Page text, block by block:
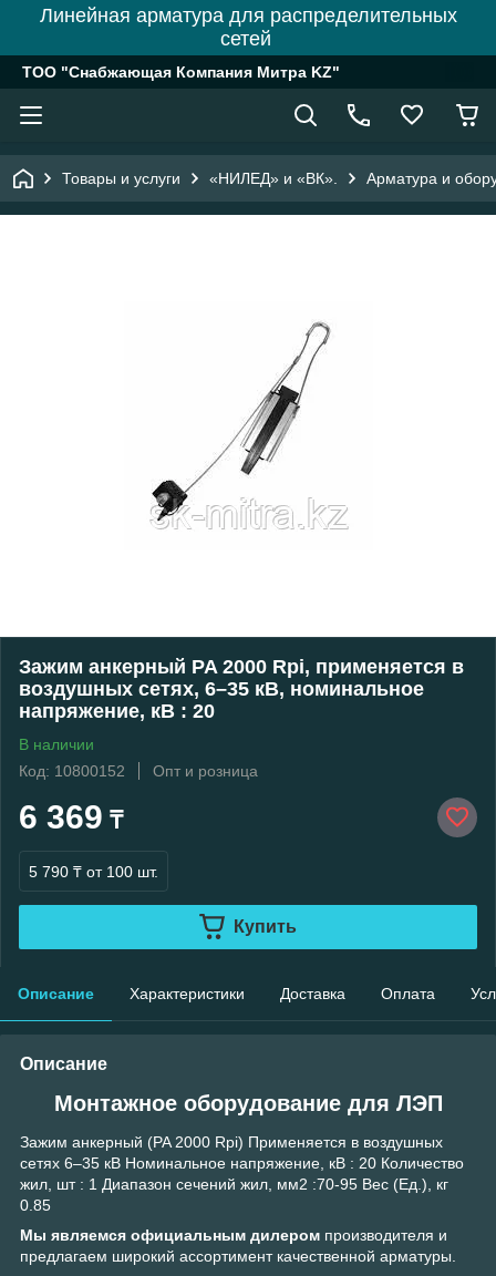
Линейная арматура для распределительных
сетей
ТОО "Снабжающая Компания Митра KZ"
Товары и услуги «НИЛЕД» и «ВК». Арматура и
Зажим анкерный PA 2000 Rpi, применяется в
воздушных сетях, 6–35 кВ, номинальное
напряжение, кВ : 20
В наличии
Код: 10800152
Опт и розница
6 369 ₸
5 790 ₸ от 100 шт.
Купить
Описание Характеристики Доставка Оплата
Описание
Монтажное оборудование для ЛЭП
Зажим анкерный (PA 2000 Rpi) Применяется в воздушных
сетях 6–35 кВ Номинальное напряжение, кВ : 20 Количество
жил, шт : 1 Диапазон сечений жил, мм2 :70-95 Вес (Ед.), кг
0.85
Мы являемся официальным дилером производителя и
предлагаем широкий ассортимент качественной арматуры.